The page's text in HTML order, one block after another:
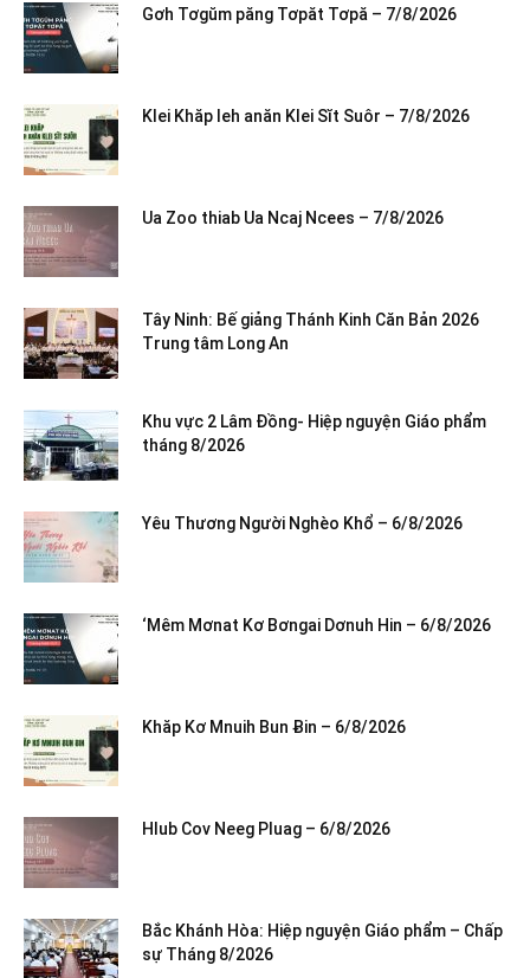
Gơh Tơgŭm păng Tơpăt Tơpă – 7/8/2026
Klei Khăp leh anăn Klei Sĭt Suôr – 7/8/2026
Ua Zoo thiab Ua Ncaj Ncees – 7/8/2026
Tây Ninh: Bế giảng Thánh Kinh Căn Bản 2026
Trung tâm Long An
Khu vực 2 Lâm Đồng- Hiệp nguyện Giáo phẩm
tháng 8/2026
Yêu Thương Người Nghèo Khổ – 6/8/2026
‘Mêm Mơnat Kơ Bơngai Dơnuh Hin – 6/8/2026
Khăp Kơ Mnuih Bun Ƀin – 6/8/2026
Hlub Cov Neeg Pluag – 6/8/2026
Bắc Khánh Hòa: Hiệp nguyện Giáo phẩm – Chấp
sự Tháng 8/2026